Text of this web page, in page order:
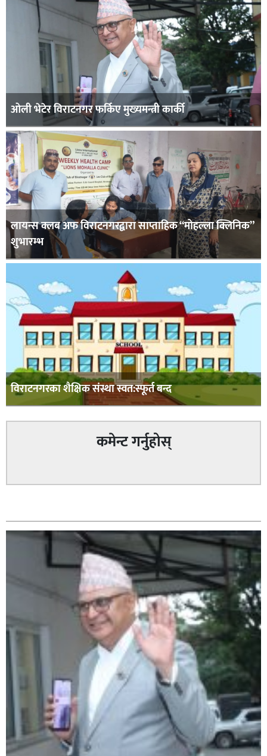
ओली भेटेर विराटनगर फर्किए मुख्यमन्त्री कार्की
लायन्स क्लब अफ विराटनगरद्वारा साप्ताहिक “मोहल्ला क्लिनिक”
शुभारम्भ
विराटनगरका शैक्षिक संस्था स्वत:स्फूर्त बन्द
कमेन्ट गर्नुहोस्